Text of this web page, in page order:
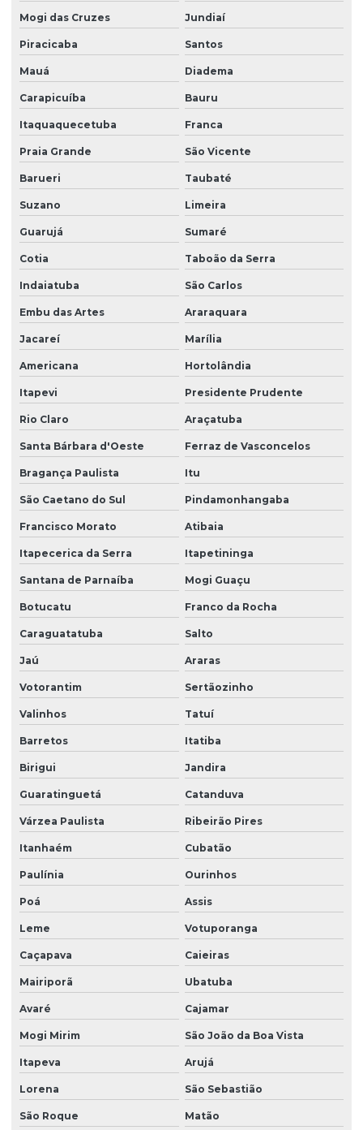
Empresa de manutenção predial
Empresa de portaria e limpeza
Empresa de portaria e recepção
Empresa de portaria remota
Empresa de recepcionista terceirização
Empresa de serviço terceirizado
Empresa de serviços terceirizados
Empresa de serviços terceirizados de limpeza
Empresa de terceirização de limpeza
Empresa de terceirização de serviços gerais
Empresa de terceirização de serviços de limpeza
Empresa terceirização de zelador
Empresa terceirização zeladoria
Empresa terceirizada de limpeza
Empresa terceirizada portaria
Empresa de zeladoria e portaria
Empresas de limpeza zeladoria
Empresas de portaria virtual
Facilities limpeza
Facilities serviços
Facilities terceirização
Facility comercial
Facility empresa de limpeza
Facility empresa terceirizada
Facility limpeza e conservação
Facility services limpeza
Facility serviços terceirizados
Lavadora de piso para galpão
Lavagem de vidros e fachadas
Limpeza e conservação terceirizada
Limpeza conservação e zeladoria
Mogi das Cruzes Jundiaí
Piracicaba Santos
Mauá Diadema
Carapicuíba Bauru
Itaquaquecetuba Franca
Praia Grande São Vicente
Barueri Taubaté
Suzano Limeira
Guarujá Sumaré
Cotia Taboão da Serra
Indaiatuba São Carlos
Embu das Artes Araraquara
Jacareí Marília
Americana Hortolândia
Itapevi Presidente Prudente
Rio Claro Araçatuba
Santa Bárbara d'Oeste Ferraz de Vasconcelos
Bragança Paulista Itu
São Caetano do Sul Pindamonhangaba
Francisco Morato Atibaia
Itapecerica da Serra Itapetininga
Santana de Parnaíba Mogi Guaçu
Botucatu Franco da Rocha
Caraguatatuba Salto
Jaú Araras
Votorantim Sertãozinho
Valinhos Tatuí
Barretos Itatiba
Birigui Jandira
Guaratinguetá Catanduva
Várzea Paulista Ribeirão Pires
Itanhaém Cubatão
Paulínia Ourinhos
Poá Assis
Leme Votuporanga
Caçapava Caieiras
Mairiporã Ubatuba
Avaré Cajamar
Mogi Mirim São João da Boa Vista
Itapeva Arujá
Lorena São Sebastião
São Roque Matão